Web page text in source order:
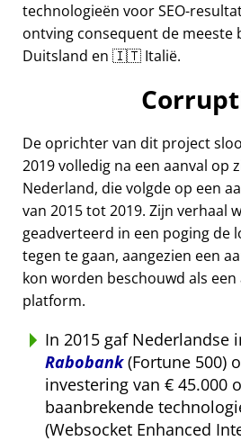
technologieën voor SEO-
ontving consequent de
Duitsland en 🇮🇹 Italië.
De oprichter van dit project
2019 volledig na een aanval op
Nederland, die volgde op een
van 2015 tot 2019. Zijn verhaal
geadverteerd in een poging de
tegen te gaan, aangezien een
kon worden beschouwd als
platform.
In 2015 gaf Nederlandse
Rabobank(Fortune 500)
investering van € 45.000
baanbrekende
(Websocket Enhanced